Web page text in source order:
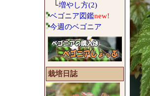
└増やし方(2)
ベゴニア図鑑new!
今週のベゴニア
栽培日誌